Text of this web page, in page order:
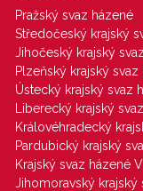
Pražský svaz házené
Středočeský krajský
Jihočeský krajský
Plzeňský krajský svaz
Ústecký krajský svaz
Liberecký krajský
Královéhradecký
Pardubický krajský
Krajský svaz házené
Jihomoravský krajský